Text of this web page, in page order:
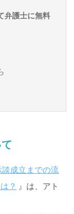
弁護士に無料
成立までの流
？
』は、アト